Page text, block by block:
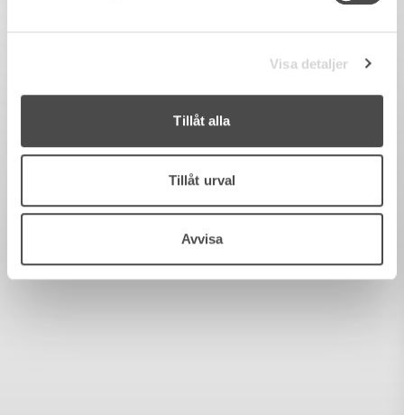
Visa detaljer
Tillåt alla
Tillåt urval
Avvisa